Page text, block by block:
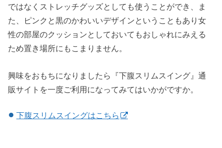
ではなくストレッチグッズとしても使うことができ、ま
た、ピンクと黒のかわいいデザインということもあり女
性の部屋のクッションとしておいてもおしゃれにみえる
ため置き場所にもこまりません。
興味をおもちになりましたら『下腹スリムスイング』通
販サイトを一度ご利用になってみてはいかがですか。
下腹スリムスイングはこちら